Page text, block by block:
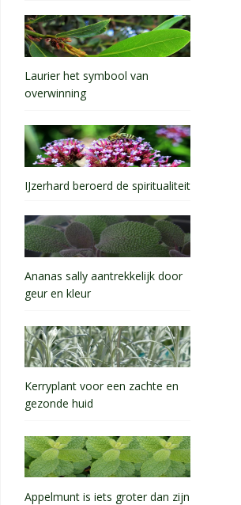
Laurier het symbool van
overwinning
IJzerhard beroerd de spiritualiteit
Ananas sally aantrekkelijk door
geur en kleur
Kerryplant voor een zachte en
gezonde huid
Appelmunt is iets groter dan zijn